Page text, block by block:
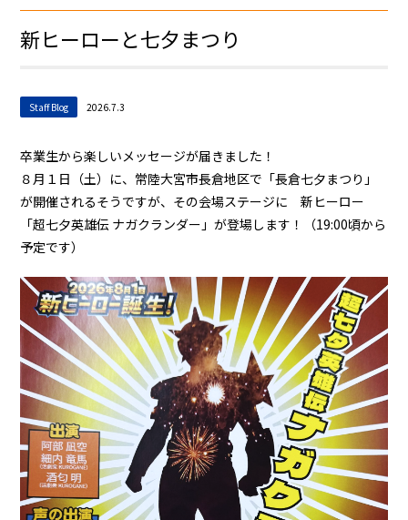
新ヒーローと七夕まつり
Staff Blog 2026.7.3
卒業生から楽しいメッセージが届きました！
８月１日（土）に、常陸大宮市長倉地区で「長倉七夕まつり」
が開催されるそうですが、その会場ステージに 新ヒーロー
「超七夕英雄伝 ナガクランダー」が登場します！（19:00頃から
予定です）